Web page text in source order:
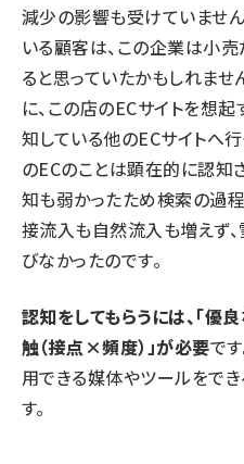
減少の影響も受けていませ
いる顧客は、この企業は小
ると思っていたかもしれま
に、この店のECサイトを想起
知している他のECサイトへ行
のECのことは顕在的に認知
知も弱かったため検索の過
接流入も自然流入も増えず
びなかったのです。
認知をしてもらうには、「
触（接点×頻度）」が必要で
用できる媒体やツールをで
す。